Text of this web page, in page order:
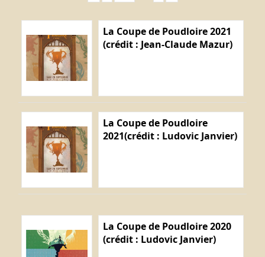
La Coupe de Poudloire 2021
(crédit : Jean-Claude Mazur)
La Coupe de Poudloire
2021(crédit : Ludovic Janvier)
La Coupe de Poudloire 2020
(crédit : Ludovic Janvier)